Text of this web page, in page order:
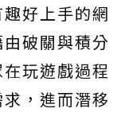
好上手的網
破關與積分
玩遊戲過程
，進而潛移